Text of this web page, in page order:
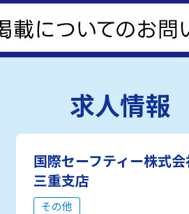
求人情報
国際セーフティー株式
三重支店
その他